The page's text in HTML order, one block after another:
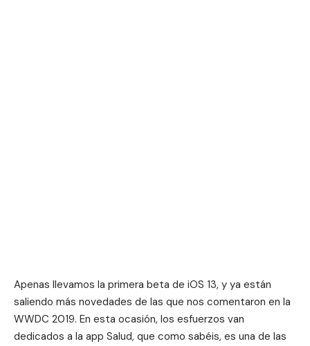
Apenas llevamos la primera beta de iOS 13, y ya están
saliendo más novedades de las que nos comentaron en la
WWDC 2019. En esta ocasión, los esfuerzos van
dedicados a la app Salud, que como sabéis, es una de las